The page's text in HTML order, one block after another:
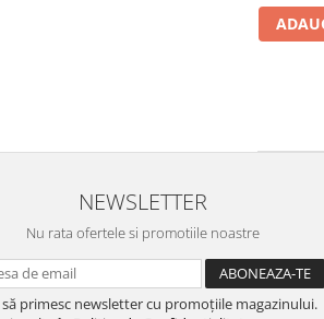
NEWSLETTER
Nu rata ofertele si promotiile noastre
primesc newsletter cu promoțiile magazinului.